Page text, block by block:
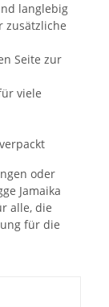
langlebig
zusätzliche
Seite zur
viele
oder
Jamaika
alle, die
für die